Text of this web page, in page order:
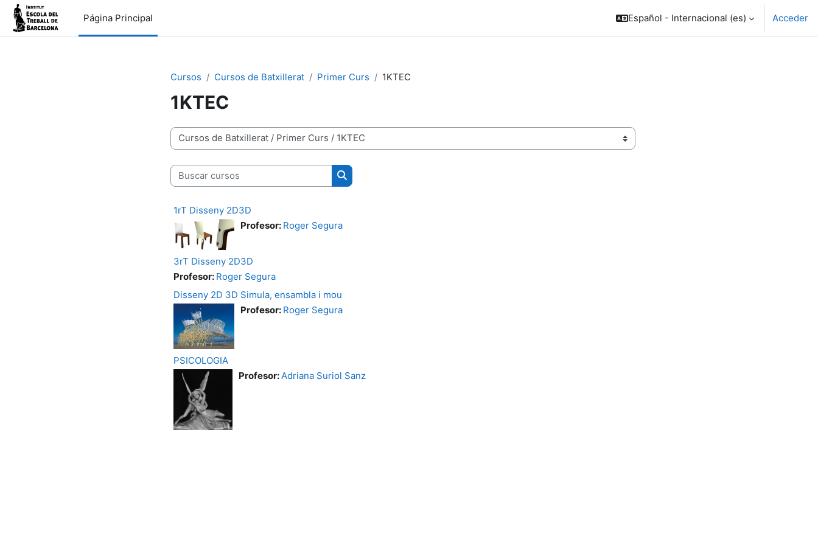
Salta al contenido principal
Página Principal
Español - Internacional ‎(es)‎ Acceder
Cursos Cursos de Batxillerat Primer Curs 1KTEC
1KTEC
Categorías
Buscar cursos
Buscar cursos
1rT Disseny 2D3D
Profesor: Roger Segura
3rT Disseny 2D3D
Profesor: Roger Segura
Disseny 2D 3D Simula, ensambla i mou
Profesor: Roger Segura
PSICOLOGIA
Profesor:Adriana Suriol Sanz